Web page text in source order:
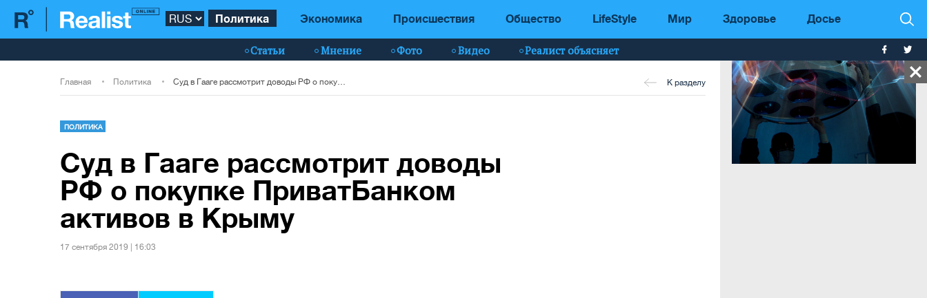
Политика Экономика Происшествия Общество LifeStyle Мир Здоровье Досье
Статьи Мнение Фото Видео Реалист объясняет
Главная Политика К разделу
ПОЛИТИКА
Суд в Гааге рассмотрит доводы
РФ о покупке ПриватБанком
активов в Крыму
17 сентября 2019 | 16:03